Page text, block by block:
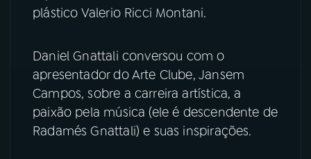
ACOMPANHE A RÁDIO MEC
Instagram X
TikTok
plástico Valerio Ricci Montani.
Daniel Gnattali conversou com o
apresentador do Arte Clube, Jansem
Campos, sobre a carreira artística, a
paixão pela música (ele é descendente de
Radamés Gnattali) e suas inspirações.